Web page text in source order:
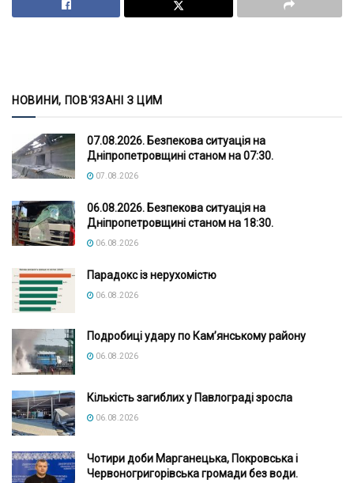
НОВИНИ, ПОВ'ЯЗАНІ З ЦИМ
07.08.2026. Безпекова ситуація на
Дніпропетровщині станом на 07:30.
07.08.2026
06.08.2026. Безпекова ситуація на
Дніпропетровщині станом на 18:30.
06.08.2026
Парадокс із нерухомістю
06.08.2026
Подробиці удару по Кам’янському району
06.08.2026
Кількість загиблих у Павлограді зросла
06.08.2026
Чотири доби Марганецька, Покровська і
Червоногригорівська громади без води.